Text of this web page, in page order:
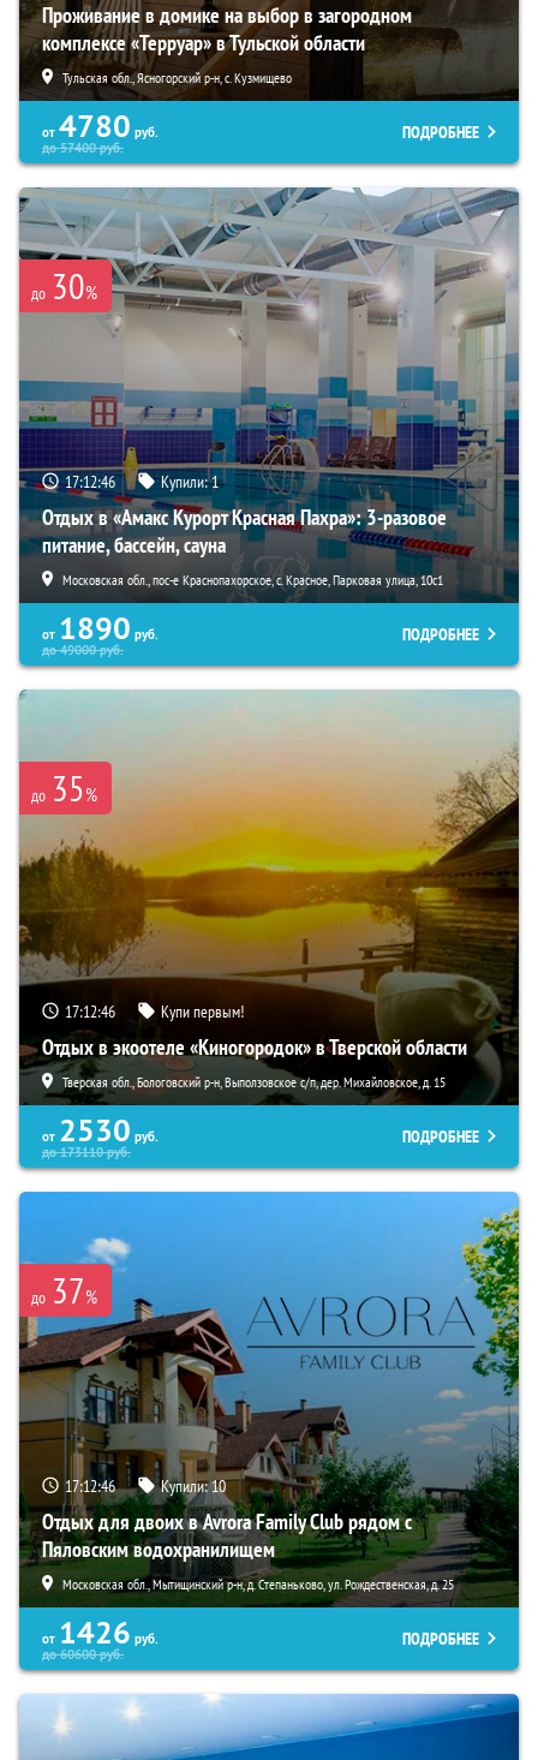
Проживание в домике на выбор в загородном
комплексе «Терруар» в Тульской области
Тульская обл., Ясногорский р-н, с. Кузмищево
от 4780 руб.
до57400руб.
ПОДРОБНЕЕ
до 30%
17:12:43 Купили:1
Отдых в «Амакс Курорт ‎Красная Пахра»: 3-разовое
питание, бассейн, сауна
Московская обл., пос-е Краснопахорское, с. Красное, Парковая улица, 10с1
от 1890 руб.
до49000руб.
ПОДРОБНЕЕ
до 35%
17:12:43 Купи первым!
Отдых в экоотеле «Киногородок» в Тверской области
Тверская обл., Бологовский р-н, Выползовское с/п, дер. Михайловское, д. 15
от 2530 руб.
до173110руб.
ПОДРОБНЕЕ
до 37%
17:12:43 Купили:10
Отдых для двоих в Avrora Family Club рядом с
Пяловским водохранилищем
Московская обл., Мытищинский р-н, д. Степаньково, ул. Рождественская, д. 25
от 1426 руб.
до60600руб.
ПОДРОБНЕЕ